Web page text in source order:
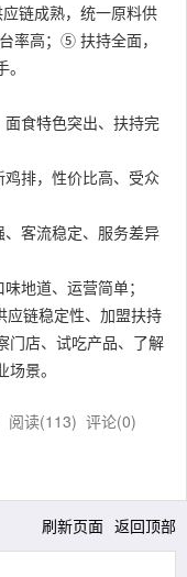
链成熟，统一原料供
率高；⑤ 扶持全面，
食特色突出、扶持完
排，性价比高、受众
客流稳定、服务差异
地道、运营简单；
应链稳定性、加盟扶持
门店、试吃产品、了解
景。
阅读(113) 评论(0)
刷新页面 返回顶部